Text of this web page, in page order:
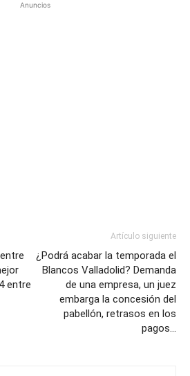
Anuncios
entre
Artículo siguiente
¿Podrá acabar la temporada el
Blancos Valladolid? Demanda
de una empresa, un juez
embarga la concesión del
pabellón, retrasos en los
pagos…